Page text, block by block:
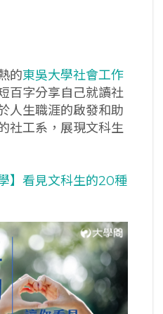
的東吳大學社會工作
百字分享自己就讀社
人生職涯的啟發和助
社工系，展現文科生
】看見文科生的20種